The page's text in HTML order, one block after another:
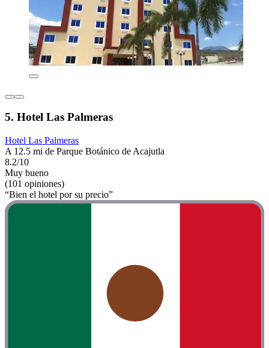
5. Hotel Las Palmeras
Hotel Las Palmeras
A 12.5 mi de Parque Botánico de Acajutla
8.2/10
Muy bueno
(101 opiniones)
“Bien el hotel por su precio”